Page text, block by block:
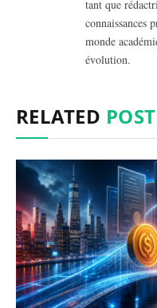
tant que
connaissances
monde
évolution.
RELATED